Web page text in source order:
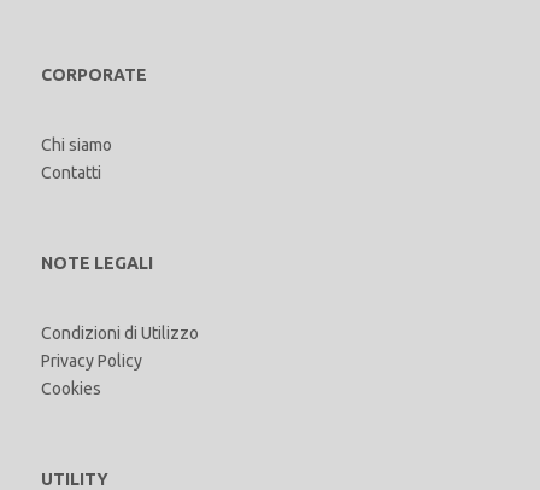
CORPORATE
Chi siamo
Contatti
NOTE LEGALI
Condizioni di Utilizzo
Privacy Policy
Cookies
UTILITY